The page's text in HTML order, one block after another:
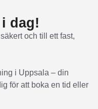
dag!
och till ett fast,
i Uppsala – din
för att boka en tid eller